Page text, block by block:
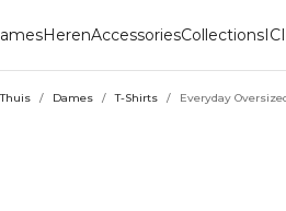
HerenAccessoriesCollections
Thuis / Dames / T-Shirts / Everyday